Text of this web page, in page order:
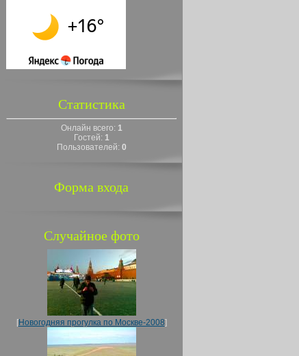
Статистика
Онлайн всего: 1
Гостей: 1
Пользователей: 0
Форма входа
Случайное фото
[Новогодняя прогулка по Москве-2008]